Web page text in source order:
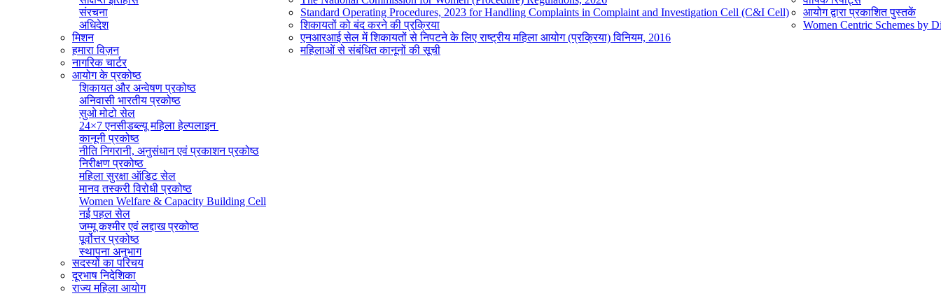
संरचना
अधिदेश
मिशन
हमारा विज़न
नागरिक चार्टर
आयोग के प्रकोष्ठ
शिकायत और अन्वेषण प्रकोष्ठ
अनिवासी भारतीय प्रकोष्ठ
सुओ मोटो सेल
24×7 एनसीडब्ल्यू महिला हेल्पलाइन
कानूनी प्रकोष्ठ
नीति निगरानी, ​​अनुसंधान एवं प्रकाशन प्रकोष्ठ
निरीक्षण प्रकोष्ठ
महिला सुरक्षा ऑडिट सेल
मानव तस्करी विरोधी प्रकोष्ठ
Women Welfare & Capacity Building Cell
नई पहल सेल
जम्मू कश्मीर एवं लद्दाख प्रकोष्ठ
पूर्वोत्तर प्रकोष्ठ
स्थापना अनुभाग
व्यवस्थापक अनुभाग (सामान्य)
सूचना का अधिकार प्रकोष्ठ
राजभाषा प्रकोष्ठ
सदस्यों का परिचय
दूरभाष निदेशिका
राज्य महिला आयोग
Standard Operating Procedures, 2023 for Handling Complaints in Complaint and Investigation Cell (C&I Cell)
शिकायतों को बंद करने की प्रक्रिया
एनआरआई सेल में शिकायतों से निपटने के लिए राष्ट्रीय महिला आयोग (प्रक्रिया) विनियम, 2016
महिलाओं से संबंधित कानूनों की सूची
आयोग द्वारा प्रकाशित पुस्तकें
Women Centric Schemes by